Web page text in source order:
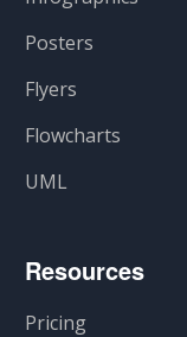
Posters
Flyers
Flowcharts
UML
Resources
Pricing